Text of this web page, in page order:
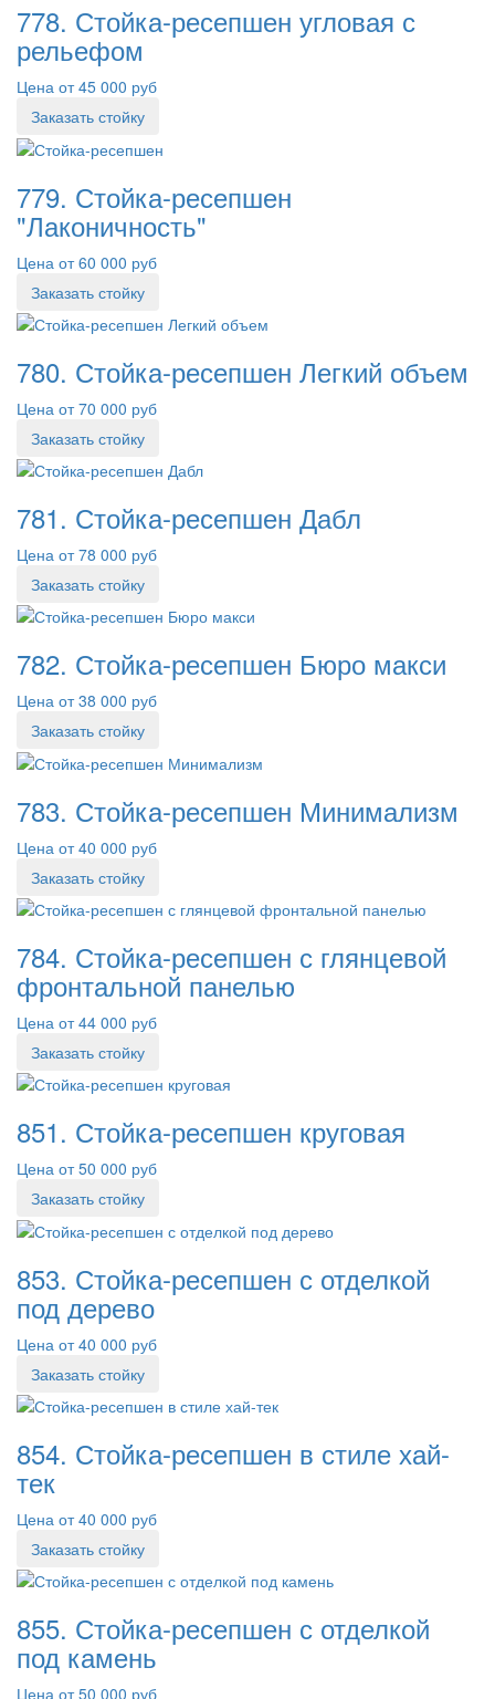
778. Стойка-ресепшен угловая с
рельефом
Цена от 45 000 руб
Заказать стойку
779. Стойка-ресепшен
"Лаконичность"
Цена от 60 000 руб
Заказать стойку
780. Стойка-ресепшен Легкий объем
Цена от 70 000 руб
Заказать стойку
781. Стойка-ресепшен Дабл
Цена от 78 000 руб
Заказать стойку
782. Стойка-ресепшен Бюро макси
Цена от 38 000 руб
Заказать стойку
783. Стойка-ресепшен Минимализм
Цена от 40 000 руб
Заказать стойку
784. Стойка-ресепшен с глянцевой
фронтальной панелью
Цена от 44 000 руб
Заказать стойку
851. Стойка-ресепшен круговая
Цена от 50 000 руб
Заказать стойку
853. Стойка-ресепшен с отделкой
под дерево
Цена от 40 000 руб
Заказать стойку
854. Стойка-ресепшен в стиле хай-
тек
Цена от 40 000 руб
Заказать стойку
855. Стойка-ресепшен с отделкой
под камень
Цена от 50 000 руб